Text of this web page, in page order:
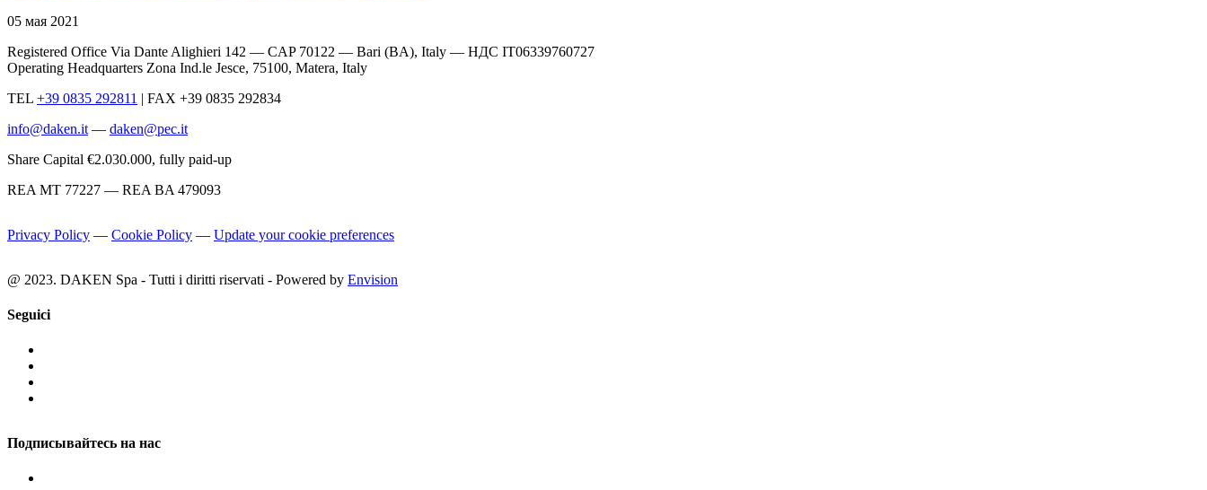
05 мая 2021
Registered Office Via Dante Alighieri 142 — CAP 70122 — Bari (BA), Italy — НДС IT06339760727
Operating Headquarters Zona Ind.le Jesce, 75100, Matera, Italy
TEL +39 0835 292811 | FAX +39 0835 292834
info@daken.it — daken@pec.it
Share Capital €2.030.000, fully paid-up
REA MT 77227 — REA BA 479093
Privacy Policy — Cookie Policy — Update your cookie preferences
@ 2023. DAKEN Spa - Tutti i diritti riservati - Powered by Envision
Seguici
Подписывайтесь на нас